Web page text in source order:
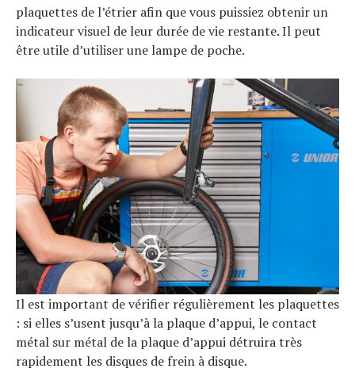
plaquettes de l’étrier afin que vous puissiez obtenir un
indicateur visuel de leur durée de vie restante. Il peut
être utile d’utiliser une lampe de poche.
Il est important de vérifier régulièrement les plaquettes
: si elles s’usent jusqu’à la plaque d’appui, le contact
métal sur métal de la plaque d’appui détruira très
rapidement les disques de frein à disque.
Actualités
Technologies
Tests de produits